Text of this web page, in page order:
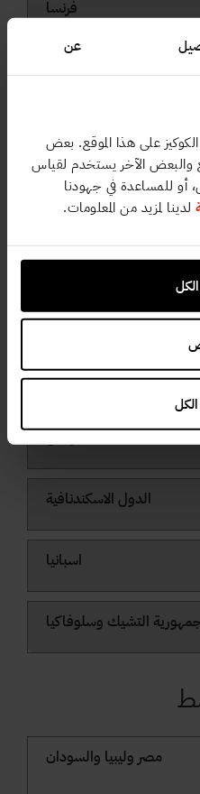
عن
على هذا الموقع. بعض
والبعض الآخر يستخدم لقياس
أو للمساعدة في جهودنا
لدينا لمزيد من المعلومات.
فرنسا
ألمانيا، النمسا و سويسرا
بريطانيا، ايرلندا و شمال ايرلندا
اليونان، قبرص، اسرائيل
،سولفانيا و هنغاريا
إيطاليا
وإستونيا ولاتفيا وليتوانيا
البرتغال
الدول الاسكندنافية
اسبانيا
التشيك وسلوفاكيا
مصر وليبيا والسودان